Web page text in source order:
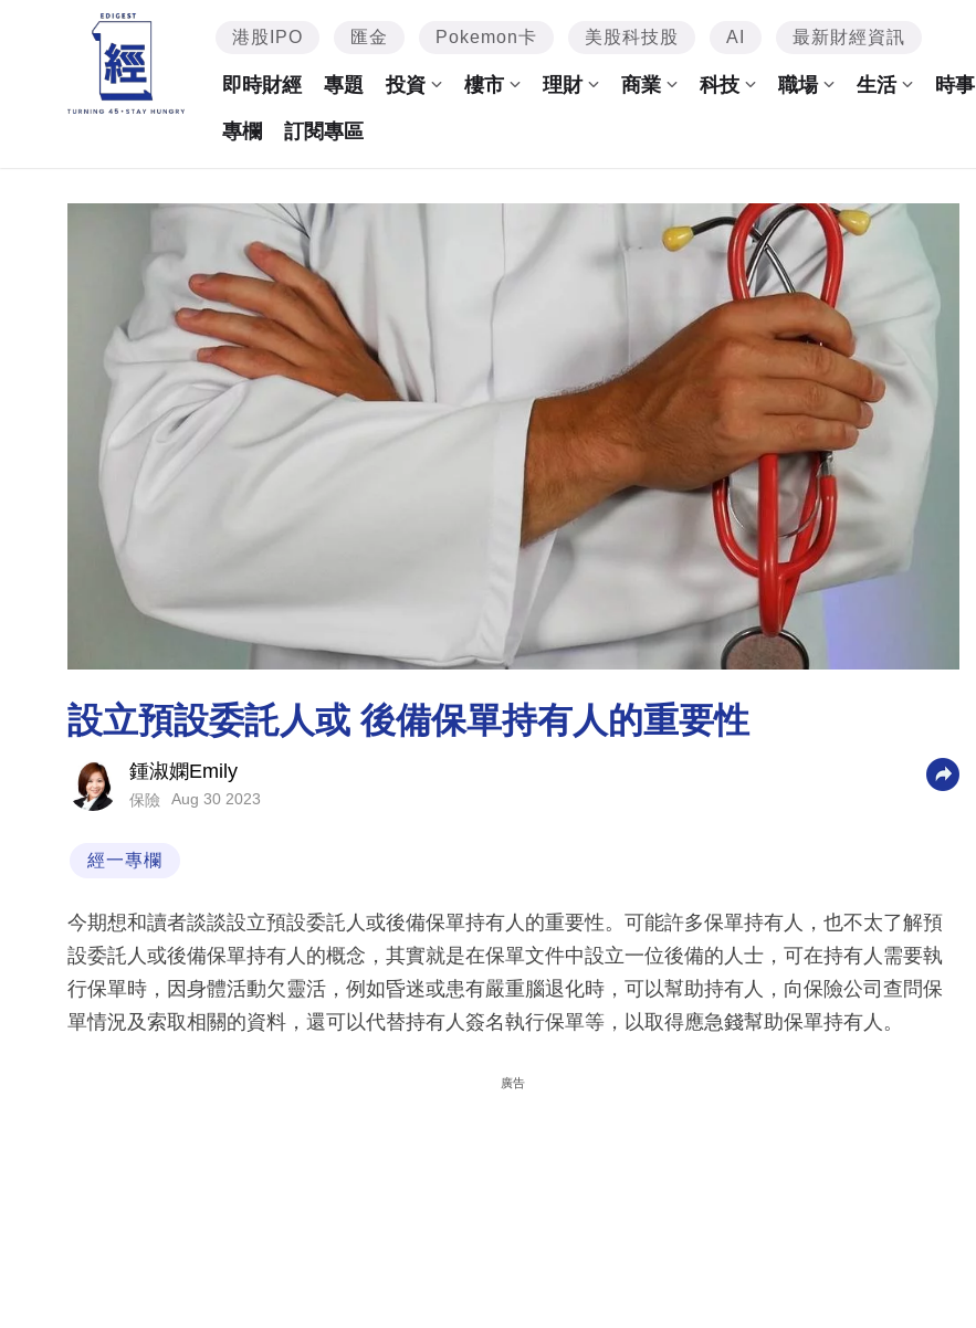
港股IPO 匯金 Pokemon卡 美股科技股 AI 最新財經資訊
即時財經 專題 投資 樓市 理財 商業 科技 職場 生活 時事
專欄 訂閱專區
設立預設委託人或 後備保單持有人的重要性
鍾淑嫻Emily
保險 Aug 30 2023
經一專欄
今期想和讀者談談設立預設委託人或後備保單持有人的重要性。可能許多保單持有人，也不太了解預
設委託人或後備保單持有人的概念，其實就是在保單文件中設立一位後備的人士，可在持有人需要執
行保單時，因身體活動欠靈活，例如昏迷或患有嚴重腦退化時，可以幫助持有人，向保險公司查問保
單情況及索取相關的資料，還可以代替持有人簽名執行保單等，以取得應急錢幫助保單持有人。
廣告